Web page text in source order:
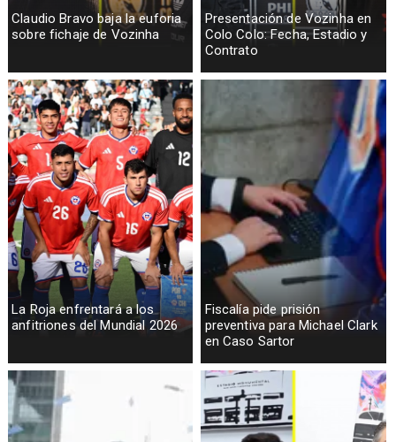
Claudio Bravo baja la euforia
sobre fichaje de Vozinha
Presentación de Vozinha en
Colo Colo: Fecha, Estadio y
Contrato
La Roja enfrentará a los
anfitriones del Mundial 2026
Fiscalía pide prisión
preventiva para Michael Clark
en Caso Sartor